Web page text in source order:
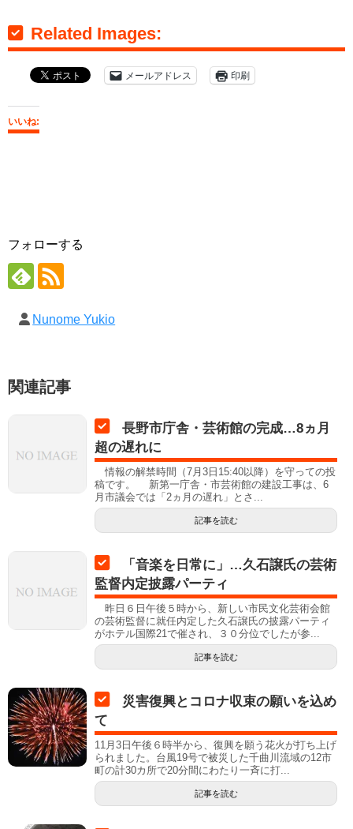
Related Images:
メールアドレス 印刷
いいね:
フォローする
Nunome Yukio
関連記事
長野市庁舎・芸術館の完成…8ヵ月
超の遅れに
情報の解禁時間（7月3日15:40以降）を守っての投
稿です。 新第一庁舎・市芸術館の建設工事は、6
月市議会では「2ヵ月の遅れ」とさ...
記事を読む
「音楽を日常に」…久石譲氏の芸術
監督内定披露パーティ
昨日６日午後５時から、新しい市民文化芸術会館
の芸術監督に就任内定した久石譲氏の披露パーティ
がホテル国際21で催され、３０分位でしたが参...
記事を読む
災害復興とコロナ収束の願いを込め
て
11月3日午後６時半から、復興を願う花火が打ち上げ
られました。台風19号で被災した千曲川流域の12市
町の計30カ所で20分間にわたり一斉に打...
記事を読む